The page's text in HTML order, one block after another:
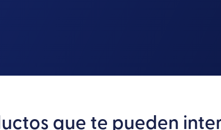
que te pueden